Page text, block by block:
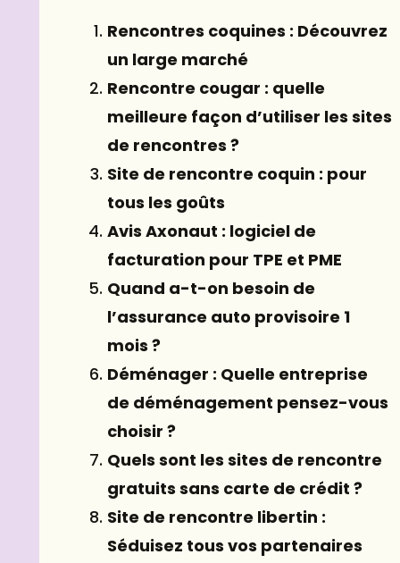
Rencontres coquines : Découvrez
un large marché
Rencontre cougar : quelle
meilleure façon d’utiliser les sites
de rencontres ?
Site de rencontre coquin : pour
tous les goûts
Avis Axonaut : logiciel de
facturation pour TPE et PME
Quand a-t-on besoin de
l’assurance auto provisoire 1
mois ?
Déménager : Quelle entreprise
de déménagement pensez-vous
choisir ?
Quels sont les sites de rencontre
gratuits sans carte de crédit ?
Site de rencontre libertin :
Séduisez tous vos partenaires